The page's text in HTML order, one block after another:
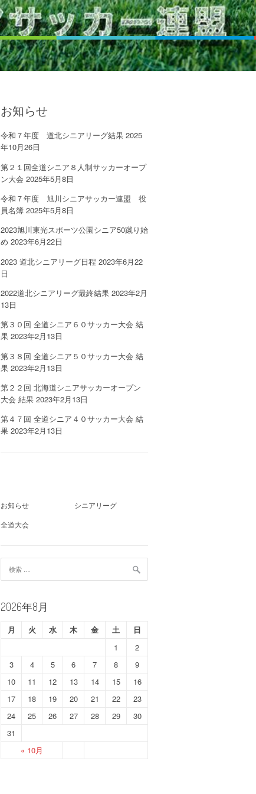
お知らせ
令和７年度 道北シニアリーグ結果 2025
年10月26日
第２１回全道シニア８⼈制サッカーオープ
ン⼤会 2025年5月8日
令和７年度 旭川シニアサッカー連盟 役
員名簿 2025年5月8日
2023旭川東光スポーツ公園シニア50蹴り始
め 2023年6月22日
2023 道北シニアリーグ日程 2023年6月22
日
2022道北シニアリーグ最終結果 2023年2月
13日
第３０回 全道シニア６０サッカー大会 結
果 2023年2月13日
第３８回 全道シニア５０サッカー大会 結
果 2023年2月13日
第２２回 北海道シニアサッカーオープン
大会 結果 2023年2月13日
第４７回 全道シニア４０サッカー大会 結
果 2023年2月13日
お知らせ
シニアリーグ
全道大会
索:
2026年8月
月 火 水 木 金 土 日
« 10月
1
2
3
4 5 6 7 8
9
10
11 12 13 14 15
16
17
18 19 20 21 22
23
24
25 26 27 28 29
30
31